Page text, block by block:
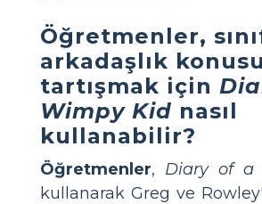
Öğretmenler,
arkadaşlık
tartışmak için
Wimpy Kid nasıl
kullanabilir?
Öğretmenler, Diary of a
kullanarak Greg ve